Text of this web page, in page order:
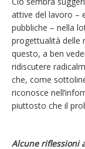
attive del lavoro –
pubbliche – nella
progettualità delle
questo, a ben
ridiscutere
che, come
riconosce
piuttosto che il
Alcune riflessioni